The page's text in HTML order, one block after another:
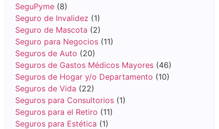
SeguPyme (8)
Seguro de Invalidez (1)
Seguro de Mascota (2)
Seguro para Negocios (11)
Seguros de Auto (20)
Seguros de Gastos Médicos Mayores (46)
Seguros de Hogar y/o Departamento (10)
Seguros de Vida (22)
Seguros para Consultorios (1)
Seguros para el Retiro (11)
Seguros para Estética (1)